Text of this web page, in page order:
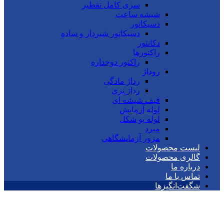
سری کامل تقطیر
شیشه ساعت
دسیکاتور
دسیکاتور شیردار و ساده
دکانتور
راکتورها
راکتور دوجداره
روداژ
رداژ مادگی
رداژ نری
قیف شیشه ای
لوله آزمایش
لوله یو شکل
مبرد
مزور آزمایشگاهی
لیست محصولات
گالری محصولات
درباره ما
تماس با ما
شگفت‌انگیزها